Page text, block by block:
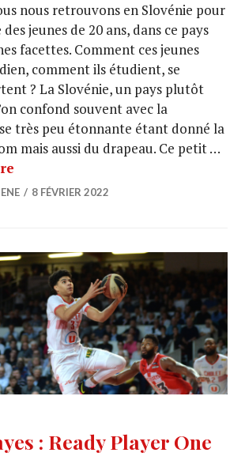
nous retrouvons en Slovénie pour
jeunes de 20 ans, dans ce pays
facettes. Comment ces jeunes
comment ils étudient, se
? La Slovénie, un pays plutôt
confond souvent avec la
très peu étonnante étant donné la
mais aussi du drapeau. Ce petit …
8 FÉVRIER 2022
: Ready Player One